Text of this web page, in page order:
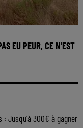
EU PEUR, CE N'EST
: Jusqu'à 300€ à gagner